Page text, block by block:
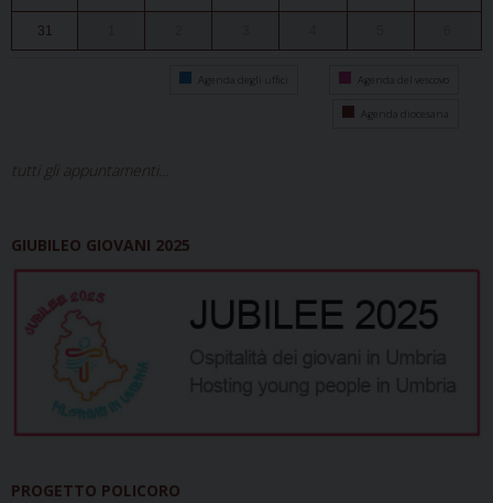
31
Agenda degli uffici Agenda del vescovo
Agenda diocesana
tutti gli appuntamenti...
GIUBILEO GIOVANI 2025
PROGETTO POLICORO